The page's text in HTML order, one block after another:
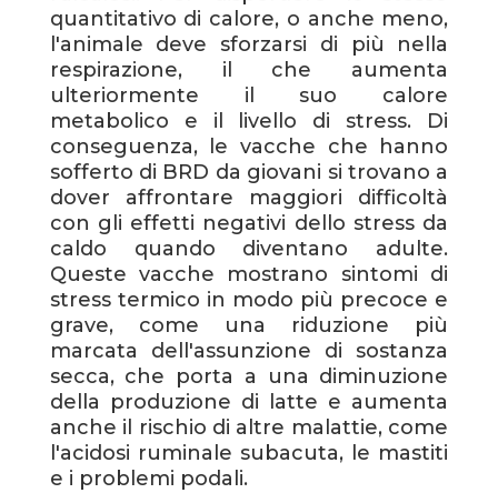
quantitativo di calore, o anche meno,
l'animale deve sforzarsi di più nella
respirazione, il che aumenta
ulteriormente il suo calore
metabolico e il livello di stress. Di
conseguenza, le vacche che hanno
sofferto di BRD da giovani si trovano a
dover affrontare maggiori difficoltà
con gli effetti negativi dello stress da
caldo quando diventano adulte.
Queste vacche mostrano sintomi di
stress termico in modo più precoce e
grave, come una riduzione più
marcata dell'assunzione di sostanza
secca, che porta a una diminuzione
della produzione di latte e aumenta
anche il rischio di altre malattie, come
l'acidosi ruminale subacuta, le mastiti
e i problemi podali.